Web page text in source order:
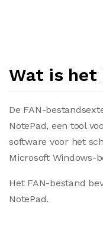
Wat is het
De FAN-
NotePad, een tool
software voor het
Microsoft Windows-
Het FAN-bestand
NotePad.